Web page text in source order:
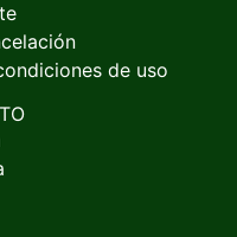
de uso